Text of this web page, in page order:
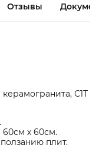
Отзывы
С1Т
х 60см.
плит.